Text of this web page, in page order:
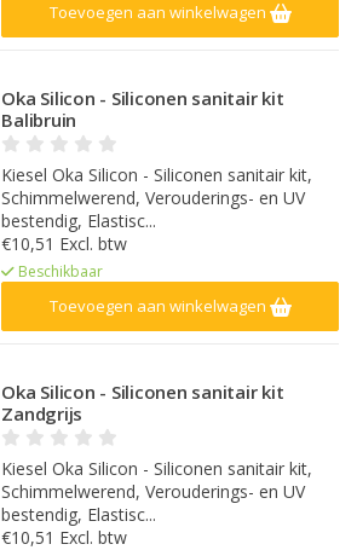
Toevoegen aan winkelwagen
Oka Silicon - Siliconen sanitair kit
Balibruin
Kiesel Oka Silicon - Siliconen sanitair kit,
Schimmelwerend, Verouderings- en UV
bestendig, Elastisc...
€10,51 Excl. btw
Beschikbaar
Toevoegen aan winkelwagen
Oka Silicon - Siliconen sanitair kit
Zandgrijs
Kiesel Oka Silicon - Siliconen sanitair kit,
Schimmelwerend, Verouderings- en UV
bestendig, Elastisc...
€10,51 Excl. btw